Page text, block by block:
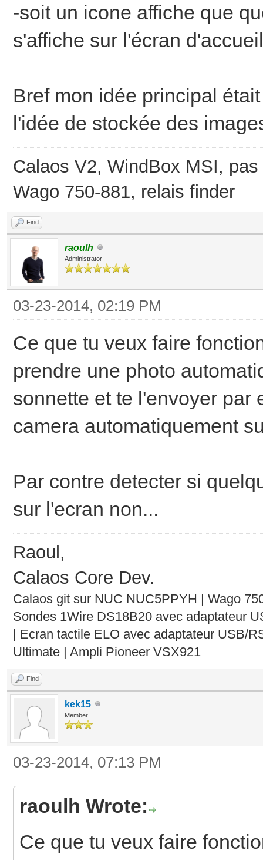
-soit un icone affiche que
s'affiche sur l'écran d'accueil
Bref mon idée principal
l'idée de stockée des
Calaos V2, WindBox MSI,
Wago 750-881, relais finder
Find
raoulh
Administrator
03-23-2014, 02:19 PM
Ce que tu veux faire
prendre une photo
sonnette et te l'envoyer par
camera automatiquement
Par contre detecter si
sur l'ecran non...
Raoul,
Calaos Core Dev.
Calaos git sur NUC NUC5PPYH | Wago
Sondes 1Wire DS18B20 avec adaptateur
| Ecran tactile ELO avec adaptateur USB/
Ultimate | Ampli Pioneer VSX921
Find
kek15
Member
03-23-2014, 07:13 PM
raoulh Wrote:
Ce que tu veux faire